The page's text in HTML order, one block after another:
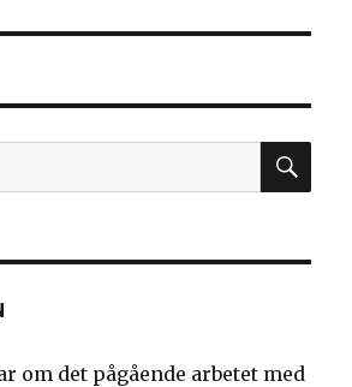
om det pågående arbetet med